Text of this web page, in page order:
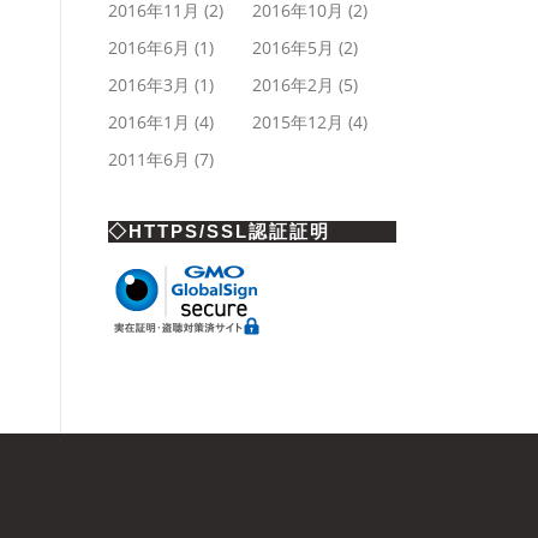
2016年11月 (2) 2016年10月 (2)
2016年6月 (1) 2016年5月 (2)
2016年3月 (1) 2016年2月 (5)
2016年1月 (4) 2015年12月 (4)
2011年6月 (7)
◇HTTPS/SSL認証証明